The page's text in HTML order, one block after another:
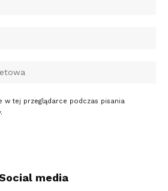
w tej przeglądarce podczas pisania
media